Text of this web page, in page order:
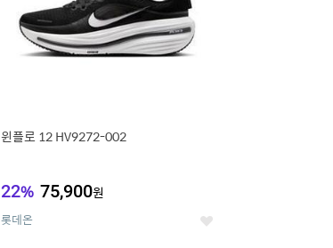
윈플로 12 HV9272-002
22% 75,900원
롯데온 좋